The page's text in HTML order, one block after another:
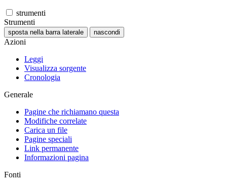
strumenti
Strumenti
sposta nella barra laterale nascondi
Azioni
Leggi
Visualizza sorgente
Cronologia
Generale
Pagine che richiamano questa
Modifiche correlate
Carica un file
Pagine speciali
Link permanente
Informazioni pagina
Fonti